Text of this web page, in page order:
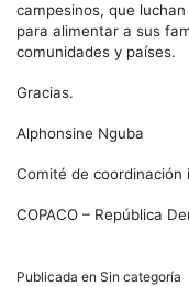
campesinos, que
para alimentar a sus
comunidades y países.
Gracias.
Alphonsine Nguba
Comité de coordinación
COPACO – República
Publicada en Sin categoría